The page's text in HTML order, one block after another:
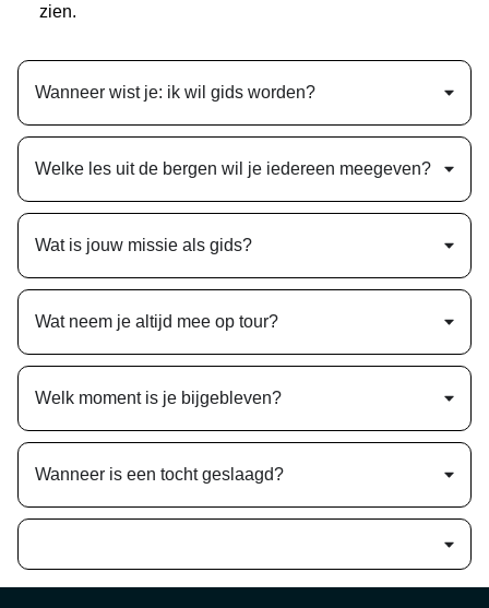
zien.
Wanneer wist je: ik wil gids worden?
Welke les uit de bergen wil je iedereen meegeven?
Wat is jouw missie als gids?
Wat neem je altijd mee op tour?
Welk moment is je bijgebleven?
Wanneer is een tocht geslaagd?